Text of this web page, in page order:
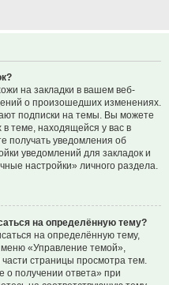
на закладки в вашем веб-
о произошедших изменениях.
подписки на темы. Вы можете
теме, находящейся у вас в
получать уведомления об
уведомлений для закладок и
настройки» личного раздела.
на определённую тему?
на определённую тему,
«Управление темой»,
страницы просмотра тем.
о получении ответа» при